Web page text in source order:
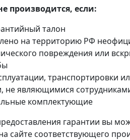
производится, если:
талон
на территорию РФ
повреждения или
транспортировки
являющимися
комплектующие
гарантии вы
сайте соответствующего